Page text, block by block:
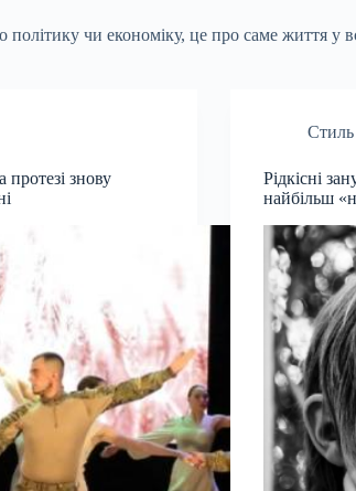
чи економіку, це про саме життя у
знову
Рідкісні
найбільш